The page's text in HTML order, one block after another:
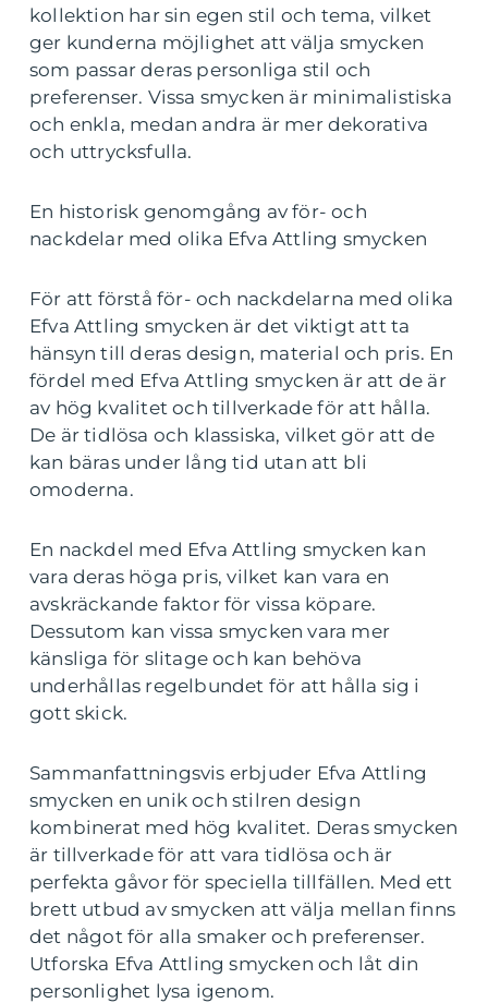
kollektion har sin egen stil och tema, vilket
ger kunderna möjlighet att välja smycken
som passar deras personliga stil och
preferenser. Vissa smycken är minimalistiska
och enkla, medan andra är mer dekorativa
och uttrycksfulla.
En historisk genomgång av för- och
nackdelar med olika Efva Attling smycken
För att förstå för- och nackdelarna med olika
Efva Attling smycken är det viktigt att ta
hänsyn till deras design, material och pris. En
fördel med Efva Attling smycken är att de är
av hög kvalitet och tillverkade för att hålla.
De är tidlösa och klassiska, vilket gör att de
kan bäras under lång tid utan att bli
omoderna.
En nackdel med Efva Attling smycken kan
vara deras höga pris, vilket kan vara en
avskräckande faktor för vissa köpare.
Dessutom kan vissa smycken vara mer
känsliga för slitage och kan behöva
underhållas regelbundet för att hålla sig i
gott skick.
Sammanfattningsvis erbjuder Efva Attling
smycken en unik och stilren design
kombinerat med hög kvalitet. Deras smycken
är tillverkade för att vara tidlösa och är
perfekta gåvor för speciella tillfällen. Med ett
brett utbud av smycken att välja mellan finns
det något för alla smaker och preferenser.
Utforska Efva Attling smycken och låt din
personlighet lysa igenom.